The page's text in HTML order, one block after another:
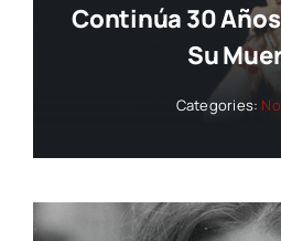
Continúa 30
Su
Categories: